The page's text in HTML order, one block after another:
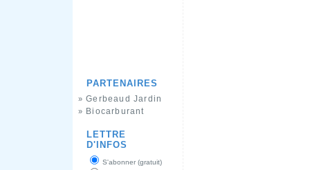
PARTENAIRES
» Gerbeaud Jardin
» Biocarburant
LETTRE
D'INFOS
S'abonner (gratuit)